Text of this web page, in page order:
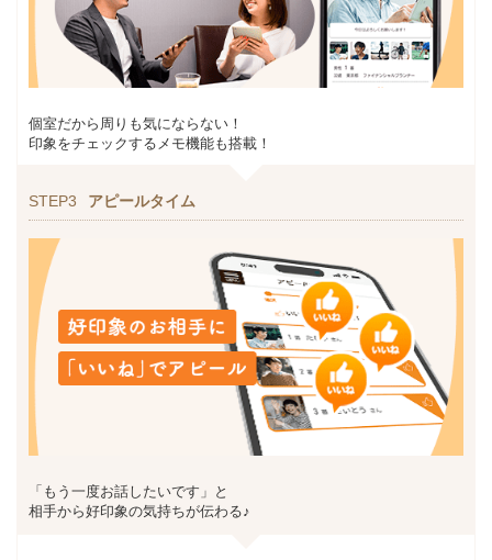
個室だから周りも気にならない！
印象をチェックするメモ機能も搭載！
STEP3 アピールタイム
「もう一度お話したいです」と
相手から好印象の気持ちが伝わる♪